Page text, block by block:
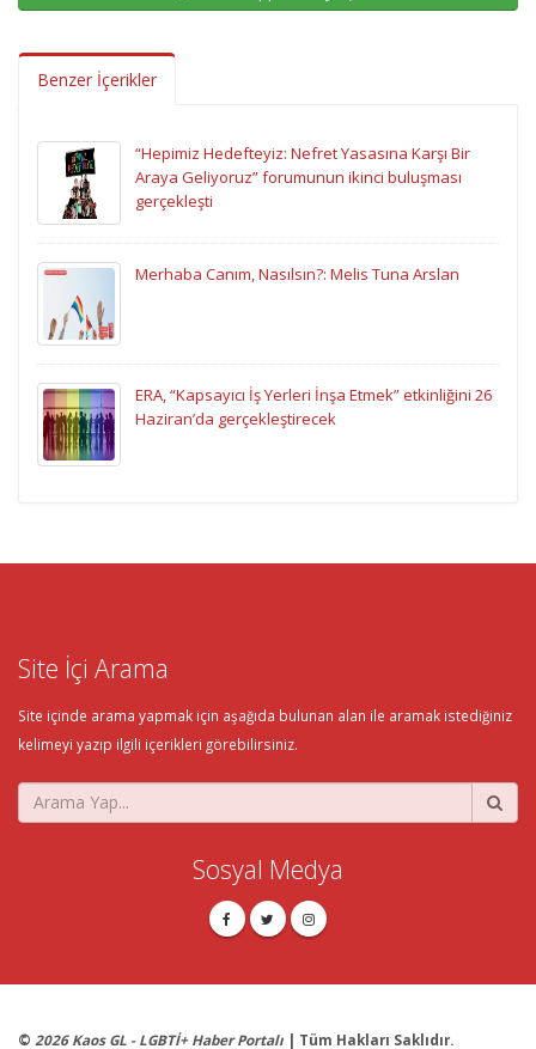
Benzer İçerikler
“Hepimiz Hedefteyiz: Nefret Yasasına Karşı Bir
Araya Geliyoruz” forumunun ikinci buluşması
gerçekleşti
Merhaba Canım, Nasılsın?: Melis Tuna Arslan
ERA, “Kapsayıcı İş Yerleri İnşa Etmek” etkinliğini 26
Haziran’da gerçekleştirecek
Site İçi Arama
Site içinde arama yapmak için aşağıda bulunan alan ile aramak istediğiniz
kelimeyi yazıp ilgili içerikleri görebilirsiniz.
Sosyal Medya
© 2026 Kaos GL - LGBTİ+ Haber Portalı | Tüm Hakları Saklıdır.